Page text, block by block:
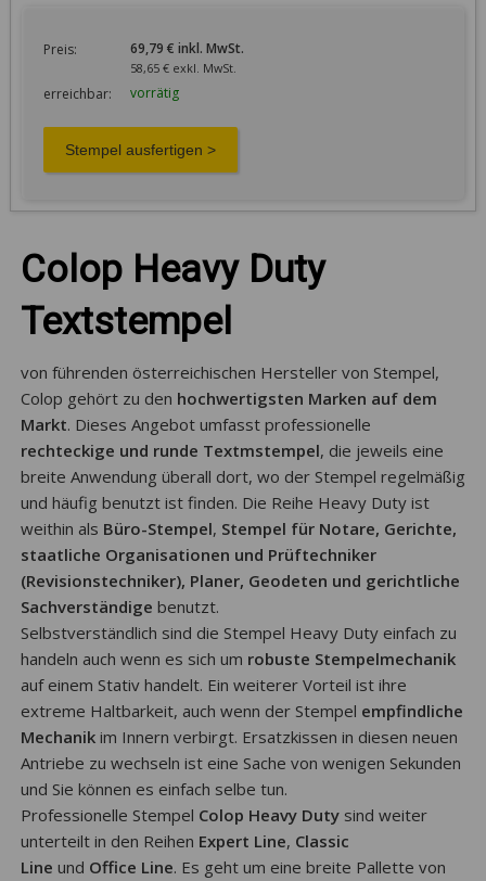
Preis: 69,79 € inkl. MwSt.
58,65 € exkl. MwSt.
erreichbar: vorrätig
Colop Heavy Duty
Textstempel
von führenden österreichischen Hersteller von Stempel,
Colop gehört zu den hochwertigsten Marken auf dem
Markt. Dieses Angebot umfasst professionelle
rechteckige und runde Textmstempel, die jeweils eine
breite Anwendung überall dort, wo der Stempel regelmäßig
und häufig benutzt ist finden. Die Reihe Heavy Duty ist
weithin als Büro-Stempel, Stempel für Notare, Gerichte,
staatliche Organisationen und Prüftechniker
(Revisionstechniker), Planer, Geodeten und gerichtliche
Sachverständige benutzt.
Selbstverständlich sind die Stempel Heavy Duty einfach zu
handeln auch wenn es sich um robuste Stempelmechanik
auf einem Stativ handelt. Ein weiterer Vorteil ist ihre
extreme Haltbarkeit, auch wenn der Stempel empfindliche
Mechanikim Innern verbirgt. Ersatzkissen in diesen neuen
Antriebe zu wechseln ist eine Sache von wenigen Sekunden
und Sie können es einfach selbe tun.
Professionelle Stempel Colop Heavy Dutysind weiter
unterteilt in den Reihen Expert Line, Classic
Line und Office Line. Es geht um eine breite Pallette von